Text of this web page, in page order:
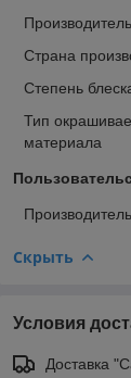
Производитель
Страна
Степень
Тип
материала
Скрыть
Условия
Доставка